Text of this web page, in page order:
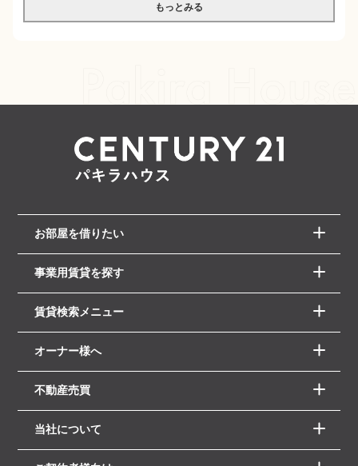
もっとみる
お部屋を借りたい
事業用賃貸を探す
賃貸検索メニュー
オーナー様へ
不動産売買
当社について